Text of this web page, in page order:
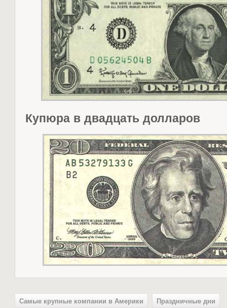
Купюра в двадцать долларов
Самые крупные компании в Америки Праздничные дни